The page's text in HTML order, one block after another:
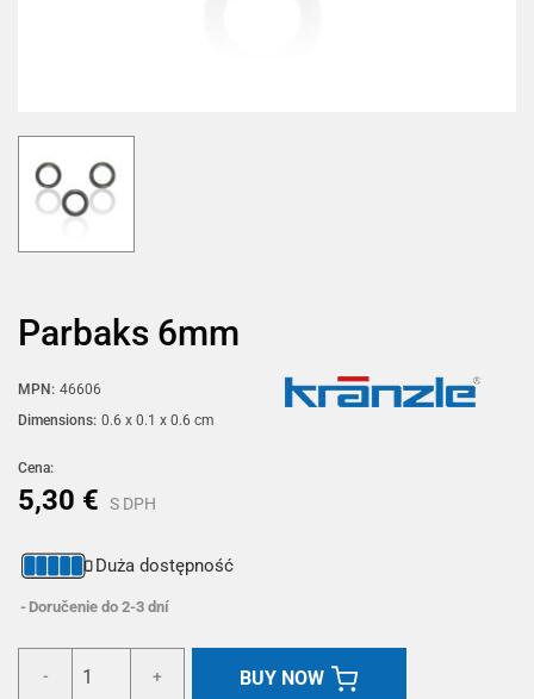
Parbaks 6mm
MPN: 46606
Dimensions: 0.6 x 0.1 x 0.6 cm
Cena:
5,30 € S DPH
Duża dostępność
Doručenie do 2-3 dní
- + BUY NOW